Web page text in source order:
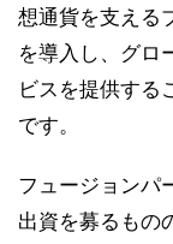
想通貨を支える
を導入し、グロ
ビスを提供する
です。
フュージョンパ
出資を募るもの